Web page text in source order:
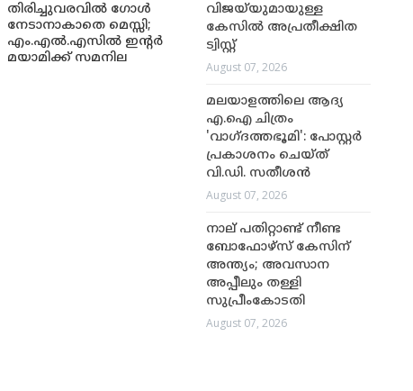
തിരിച്ചുവരവിൽ ഗോൾ
നേടാനാകാതെ മെസ്സി;
എം.എൽ.എസിൽ ഇന്റർ
മയാമിക്ക് സമനില
വിജയ്‌യുമായുള്ള
കേസിൽ അപ്രതീക്ഷിത
ട്വിസ്റ്റ്
August 07, 2026
മലയാളത്തിലെ ആദ്യ
എ.ഐ ചിത്രം
'വാഗ്ദത്തഭൂമി': പോസ്റ്റർ
പ്രകാശനം ചെയ്ത്
വി.ഡി. സതീശൻ
August 07, 2026
നാല് പതിറ്റാണ്ട് നീണ്ട
ബോഫോഴ്സ് കേസിന്
അന്ത്യം; അവസാന
അപ്പീലും തള്ളി
സുപ്രീംകോടതി
August 07, 2026